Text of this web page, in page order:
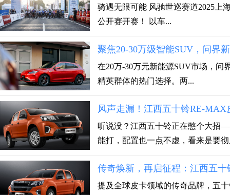
骑遇无限可能 风驰世巡赛道2025上
公开赛开赛！ 以车...
聚焦20-30万级智能SUV，问界
在20万-30万元新能源SUV市场，问
精英群体的热门选择。两...
风声走漏！江西五十铃RE-MAX
听说没？江西五十铃正在憋个大招
能打，配置也一点不虚，看来是要
传奇焕新，再启征程：江西五
提及全球皮卡领域的传奇品牌，五